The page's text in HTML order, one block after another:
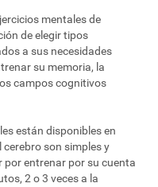
mentales de
de elegir tipos
a sus necesidades
su memoria, la
campos cognitivos
están disponibles en
cerebro son simples y
por entrenar por su cuenta
2 o 3 veces a la